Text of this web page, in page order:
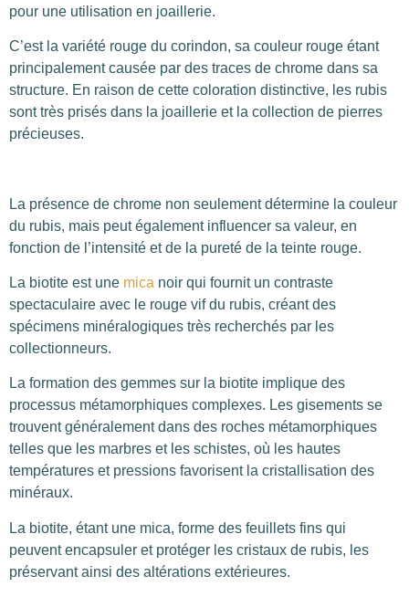
pour une utilisation en joaillerie.
C’est la variété rouge du corindon, sa couleur rouge étant
principalement causée par des traces de chrome dans sa
structure. En raison de cette coloration distinctive, les rubis
sont très prisés dans la joaillerie et la collection de pierres
précieuses.
La présence de chrome non seulement détermine la couleur
du rubis, mais peut également influencer sa valeur, en
fonction de l’intensité et de la pureté de la teinte rouge.
La biotite est une mica noir qui fournit un contraste
spectaculaire avec le rouge vif du rubis, créant des
spécimens minéralogiques très recherchés par les
collectionneurs.
La formation des gemmes sur la biotite implique des
processus métamorphiques complexes. Les gisements se
trouvent généralement dans des roches métamorphiques
telles que les marbres et les schistes, où les hautes
températures et pressions favorisent la cristallisation des
minéraux.
La biotite, étant une mica, forme des feuillets fins qui
peuvent encapsuler et protéger les cristaux de rubis, les
préservant ainsi des altérations extérieures.